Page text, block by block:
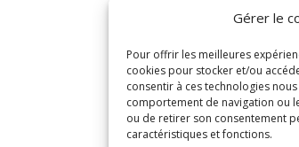
Gérer le
Pour offrir les meilleures
cookies pour stocker et/ou
consentir à ces technologies
comportement de navigation ou
ou de retirer son consentement
caractéristiques et fonctions.